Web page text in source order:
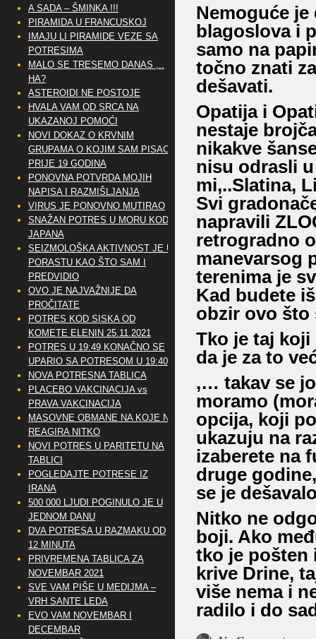
Nemoguće je
blagoslova i
samo na
točno znati
dešavati.
Opatija i
nestaje
nikakve
nisu odrasli
mi,..Slatina,
Svi
napravili
retrogradno
manevarsog
terenima je
Kad budete
obzir ovo što
Tko je taj
da je za to
,… takav se
moramo
opcija, koji
ukazuju na
izaberete na
druge
se je
Nitko ne
boji. Ako
tko je pošten
krive Drine,
više nema i
radilo i do
A SADA – ŠMINKA !!!
PIRAMIDA U FRANCUSKOJ
IMAJU LI PIRAMIDE VEZE SA
POTRESIMA
MALO SE TRESEMO DANAS ,..
HA?
ASTEROIDI NE POSTOJE
HVALA VAM OD SRCA NA
UKAZANOJ POMOĆI
NOVI DOKAZ O KRVNIM
GRUPAMA O KOJIM SAM PISAO
PRIJE 19 GODINA
PONOVNA POTVRDA MOJIH
NAPISA I RAZMIŠLJANJA
VIRUS JE PONOVNO MUTIRAO
SNAŽAN POTRES U MORU KOD
JAPANA
SEIZMOLOŠKA AKTIVNOST JE U
PORASTU KAO ŠTO SAM I
PREDVIDIO
OVO JE NAJVAŽNIJE DA
PROČITATE
POTRES KOD SISKA OD
KOMETE ELENIN 25.11.2021
POTRES U 19:49 KONAČNO SE
UPARIO SA POTRESOM U 19:40
NOVA POTRESNA TABLICA
PLACEBO VAKCINACIJA vs
PRAVA VAKCINACIJA
MASOVNE OBMANE NA KOJE NE
REAGIRA NITKO
NOVI POTRES U PARITETU NA
TABLICI
POGLEDAJTE POTRESE IZ
IRANA
500 000 LJUDI POGINULO JE U
JEDNOM DANU
DVA POTRESA U RAZMAKU OD
12 MINUTA
PRIVREMENA TABLICA ZA
NOVEMBAR 2021
SVE VAM PIŠE U MEDIJMA –
VRH SANTE LEDA
EVO VAM NOVEMBAR I
DECEMBAR